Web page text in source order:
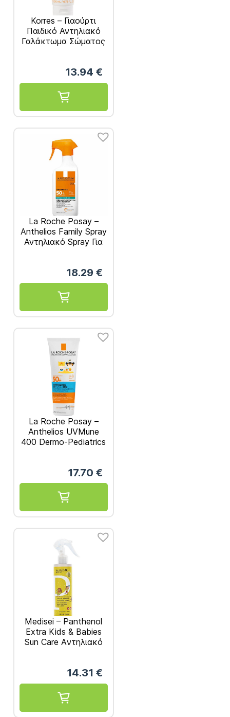
Korres – Γιαούρτι
Παιδικό Αντηλιακό
Γαλάκτωμα Σώματος
13.94 €
La Roche Posay –
Anthelios Family Spray
Αντηλιακό Spray Για
18.29 €
La Roche Posay –
Anthelios UVMune
400 Dermo-Pediatrics
Γαλάκτωμα 250ml
17.70 €
Medisei – Panthenol
Extra Kids & Babies
Sun Care Aντηλιακό
250ml14.31 €